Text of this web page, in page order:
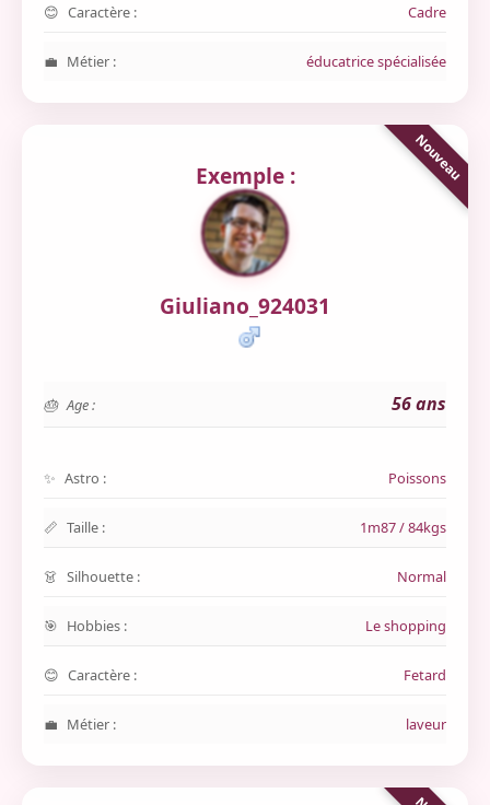
Caractère : Cadre
Métier : éducatrice spécialisée
Exemple :
Giuliano_924031
Age : 56 ans
Astro : Poissons
Taille : 1m87 / 84kgs
Silhouette : Normal
Hobbies : Le shopping
Caractère : Fetard
Métier : laveur